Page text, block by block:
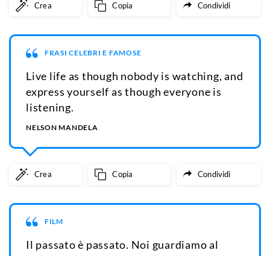
Crea Copia Condividi
FRASI CELEBRI E FAMOSE
Live life as though nobody is watching, and
express yourself as though everyone is
listening.
NELSON MANDELA
Crea Copia Condividi
FILM
Il passato è passato. Noi guardiamo al